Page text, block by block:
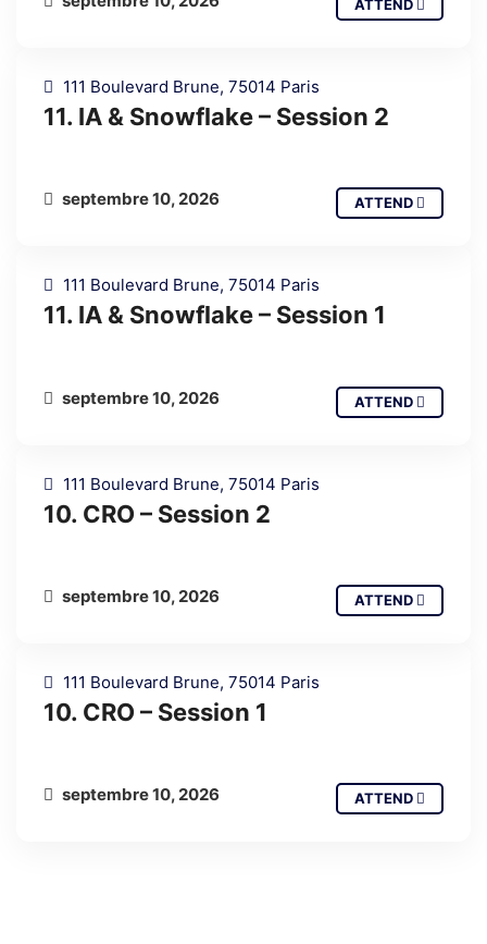
ATTEND
111 Boulevard Brune, 75014 Paris
11. IA & Snowflake – Session 2
septembre 10, 2026 ATTEND
111 Boulevard Brune, 75014 Paris
11. IA & Snowflake – Session 1
septembre 10, 2026 ATTEND
111 Boulevard Brune, 75014 Paris
10. CRO – Session 2
septembre 10, 2026 ATTEND
111 Boulevard Brune, 75014 Paris
10. CRO – Session 1
septembre 10, 2026 ATTEND